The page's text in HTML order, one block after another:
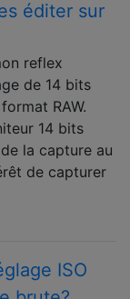
éditer sur
reflex
de 14 bits
RAW.
14 bits
la capture au
de capturer
ISO